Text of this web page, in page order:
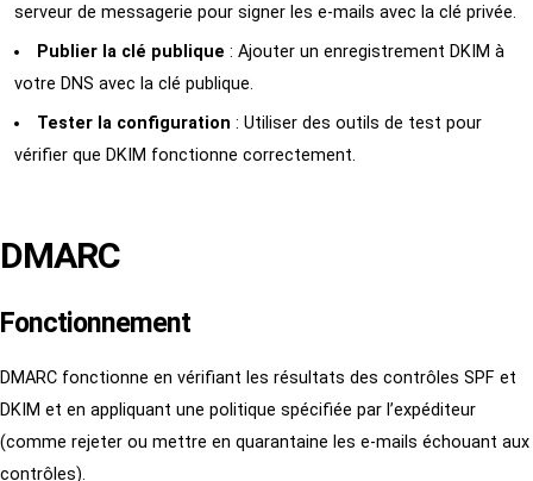
serveur de messagerie pour signer les e-mails avec la clé privée.
Publier la clé publique : Ajouter un enregistrement DKIM à
votre DNS avec la clé publique.
Tester la configuration : Utiliser des outils de test pour
vérifier que DKIM fonctionne correctement.
DMARC
Fonctionnement
DMARC fonctionne en vérifiant les résultats des contrôles SPF et
DKIM et en appliquant une politique spécifiée par l’expéditeur
(comme rejeter ou mettre en quarantaine les e-mails échouant aux
contrôles).